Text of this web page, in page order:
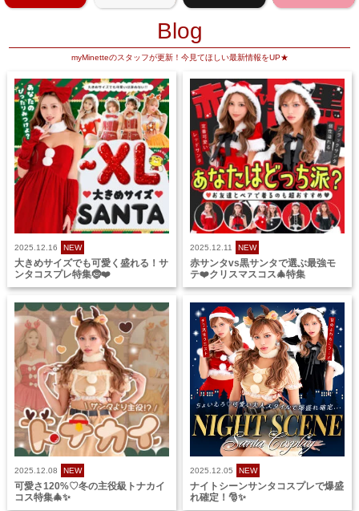
Blog
myMinetteのスタッフが更新！今見てほしい最新情報をUP★
2025.12.16 NEW
大きめサイズでも可愛く盛れる！サ
ンタコスプレ特集🤶❤️
2025.12.11 NEW
赤サンタvs黒サンタで選ぶ最強モ
テ❤️クリスマスコス🎄特集
2025.12.08 NEW
可愛さ120%♡冬の主役級トナカイ
コス特集🎄✨
2025.12.05 NEW
ナイトシーンサンタコスプレで爆盛
れ確定！🎅✨